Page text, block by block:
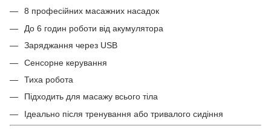
8 професійних масажних насадок
До 6 годин роботи від акумулятора
Заряджання через USB
Сенсорне керування
Тиха робота
Підходить для масажу всього тіла
Ідеально після тренування або тривалого сидіння